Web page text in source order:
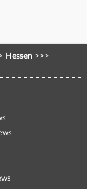
Hessen >>>